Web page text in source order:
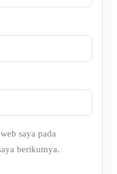
saya pada
berikutnya.